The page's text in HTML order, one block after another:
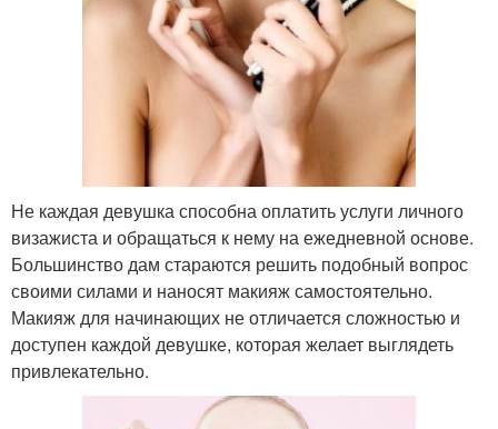
Не каждая девушка способна оплатить услуги личного
визажиста и обращаться к нему на ежедневной основе.
Большинство дам стараются решить подобный вопрос
своими силами и наносят макияж самостоятельно.
Макияж для начинающих не отличается сложностью и
доступен каждой девушке, которая желает выглядеть
привлекательно.